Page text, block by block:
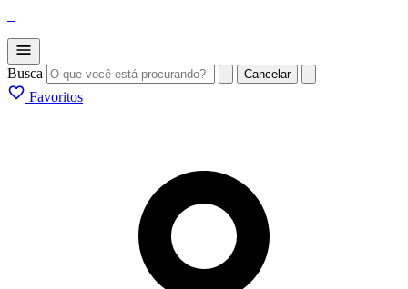
Busca Cancelar
Favoritos